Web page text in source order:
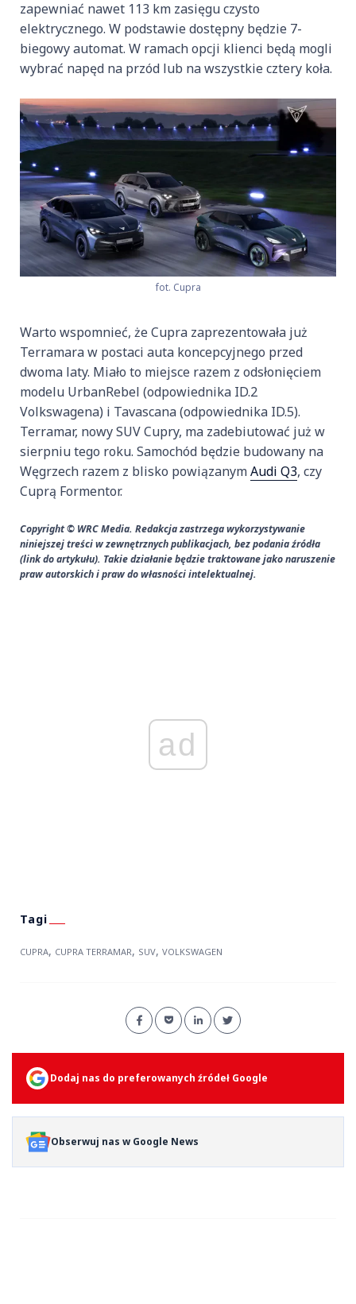
zapewniać nawet 113 km zasięgu czysto
elektrycznego. W podstawie dostępny będzie 7-
biegowy automat. W ramach opcji klienci będą mogli
wybrać napęd na przód lub na wszystkie cztery koła.
fot. Cupra
Warto wspomnieć, że Cupra zaprezentowała już
Terramara w postaci auta koncepcyjnego przed
dwoma laty. Miało to miejsce razem z odsłonięciem
modelu UrbanRebel (odpowiednika ID.2
Volkswagena) i Tavascana (odpowiednika ID.5).
Terramar, nowy SUV Cupry, ma zadebiutować już w
sierpniu tego roku. Samochód będzie budowany na
Węgrzech razem z blisko powiązanymAudi Q3, czy
Cuprą Formentor.
Copyright © WRC Media. Redakcja zastrzega wykorzystywanie
niniejszej treści w zewnętrznych publikacjach, bez podania źródła
(link do artykułu). Takie działanie będzie traktowane jako naruszenie
praw autorskich i praw do własności intelektualnej.
ad
CUPRA, CUPRA TERRAMAR, SUV, VOLKSWAGEN
Dodaj nas do preferowanych źródeł Google
Obserwuj nas w Google News